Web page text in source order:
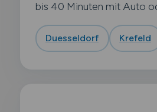
bis 40 Minuten mit Auto
Duesseldorf Krefeld